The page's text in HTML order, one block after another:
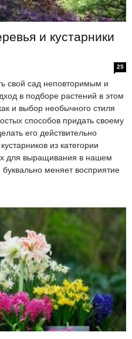
и кустарники
25
свой сад неповторимым и
в подборе растений в этом
и выбор необычного стиля
способов придать своему
его действительно
из категории
для выращивания в нашем
меняет восприятие